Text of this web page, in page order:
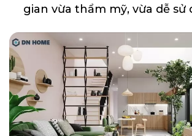
gian vừa thẩm mỹ, vừa dễ sử